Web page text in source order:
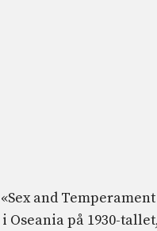
and
Oseania på 1930-